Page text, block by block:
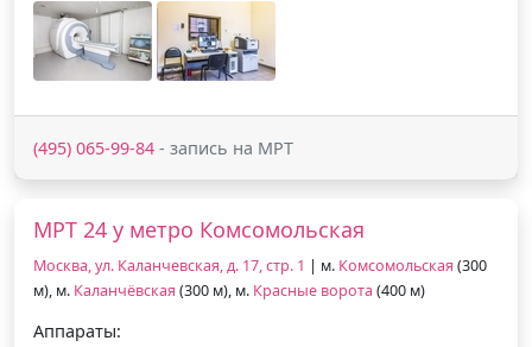
(495) 065-99-84 - запись на МРТ
МРТ 24 у метро Комсомольская
Москва, ул. Каланчевская, д. 17, стр. 1 | м. Комсомольская (300
м), м. Каланчёвская (300 м), м. Красные ворота (400 м)
Аппараты: